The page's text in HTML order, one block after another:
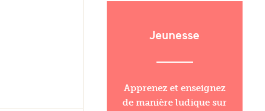
Jeunesse
Apprenez et enseignez
de manière ludique sur